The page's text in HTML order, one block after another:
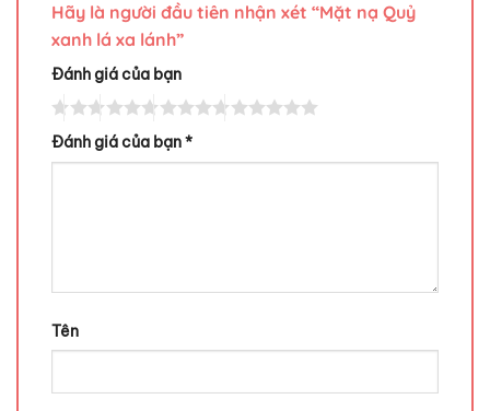
Hãy là người đầu tiên nhận xét “Mặt nạ Quỷ
xanh lá xa lánh”
Đánh giá của bạn
Đánh giá của bạn*
Tên